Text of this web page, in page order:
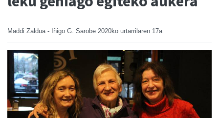
Maddi Zaldua - Iñigo G. Sarobe 2020ko urtarrilaren 17a